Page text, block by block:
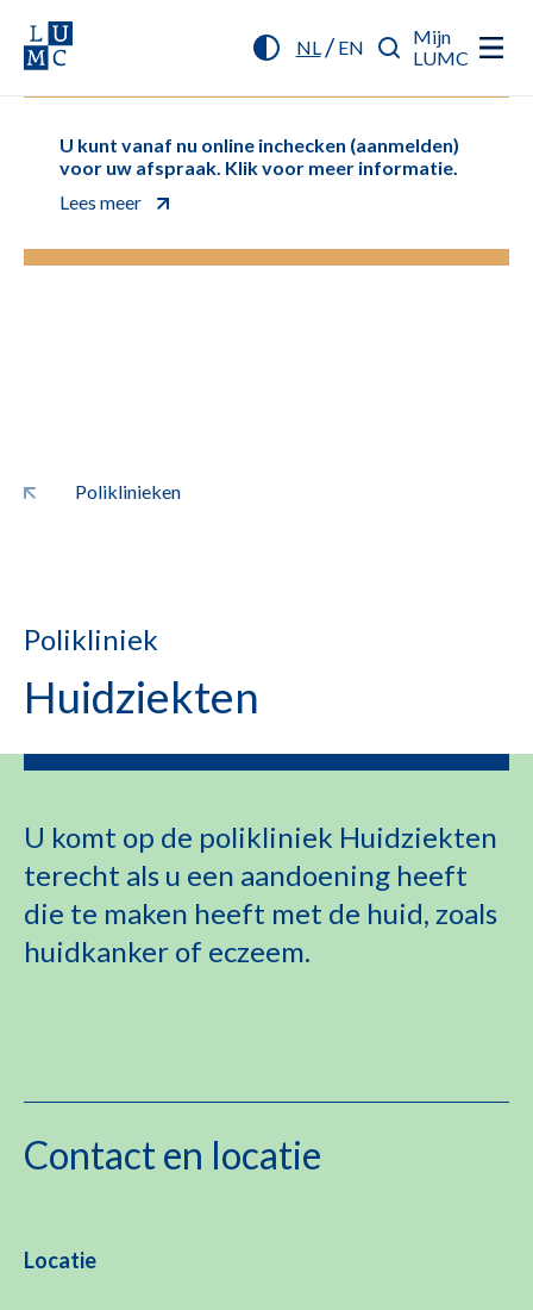
NL/ EN
Mijn
LUMC
U kunt vanaf nu online inchecken (aanmelden)
voor uw afspraak. Klik voor meer informatie.
Lees meer
Poliklinieken
Polikliniek
Huidziekten
U komt op de polikliniek Huidziekten
terecht als u een aandoening heeft
die te maken heeft met de huid, zoals
huidkanker of eczeem.
Contact en locatie
Locatie